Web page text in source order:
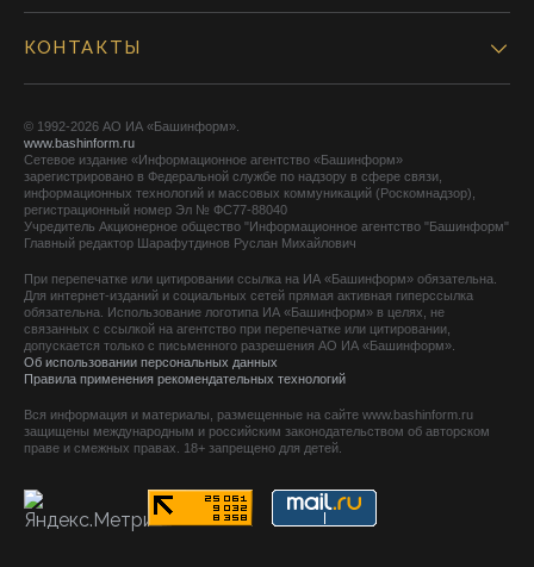
КОНТАКТЫ
© 1992-2026 АО ИА «Башинформ».
www.bashinform.ru
Сетевое издание «Информационное агентство «Башинформ»
зарегистрировано в Федеральной службе по надзору в сфере связи,
информационных технологий и массовых коммуникаций (Роскомнадзор),
регистрационный номер Эл № ФС77-88040
Учредитель Акционерное общество "Информационное агентство "Башинформ"
Главный редактор Шарафутдинов Руслан Михайлович
При перепечатке или цитировании ссылка на ИА «Башинформ» обязательна.
Для интернет-изданий и социальных сетей прямая активная гиперссылка
обязательна. Использование логотипа ИА «Башинформ» в целях, не
связанных с ссылкой на агентство при перепечатке или цитировании,
допускается только с письменного разрешения АО ИА «Башинформ».
Об использовании персональных данных
Правила применения рекомендательных технологий
Вся информация и материалы, размещенные на сайте www.bashinform.ru
защищены международным и российским законодательством об авторском
праве и смежных правах. 18+ запрещено для детей.